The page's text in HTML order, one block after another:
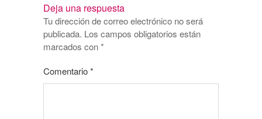
Deja una respuesta
Tu dirección de correo electrónico no será
publicada. Los campos obligatorios están
marcados con*
Comentario*